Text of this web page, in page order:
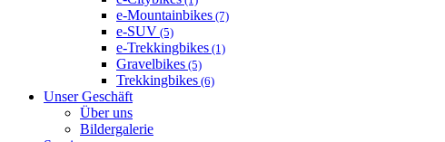
e-Mountainbikes (7)
e-SUV (5)
e-Trekkingbikes (1)
Gravelbikes (5)
Trekkingbikes (6)
Unser Geschäft
Über uns
Bildergalerie